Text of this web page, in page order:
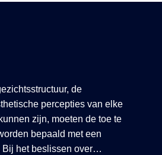
de
percepties van elke
zijn, moeten de toe te
bepaald met een
Bij het beslissen over…